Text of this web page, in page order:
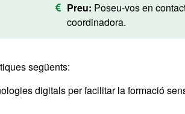
Preu: Poseu-vos en
coordinadora.
següents:
digitals per facilitar la formació